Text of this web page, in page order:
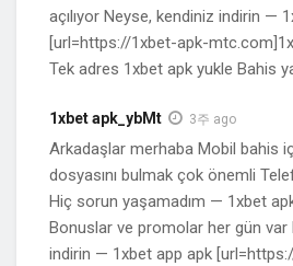
açılıyor Neyse, kendiniz indirin —
[url=https://1xbet-apk-
Tek adres 1xbet apk yukle Bahis
1xbet apk_ybMt 3주 ago
Arkadaşlar merhaba Mobil bahis
dosyasını bulmak çok önemli
Hiç sorun yaşamadım — 1xbet
Bonuslar ve promolar her gün var
indirin — 1xbet app apk